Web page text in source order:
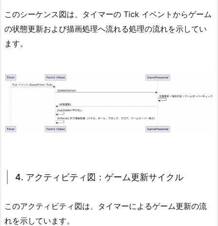
このシーケンス図は、タイマーの Tick イベントからゲーム
の状態更新および描画処理へ流れる処理の流れを示してい
ます。
4. アクティビティ図：ゲーム更新サイクル
このアクティビティ図は、タイマーによるゲーム更新の流
れを示しています。